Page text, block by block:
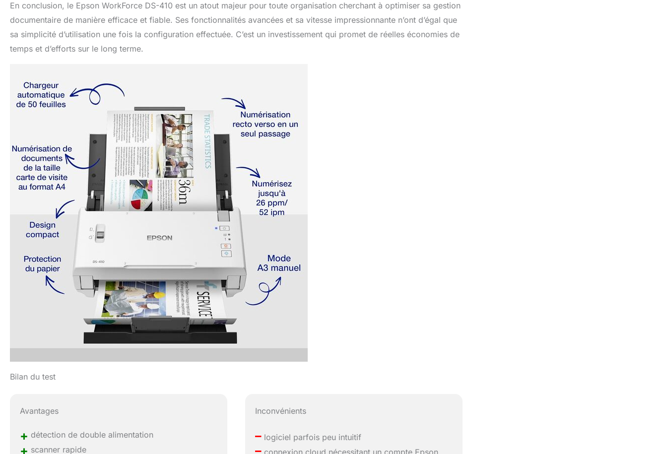
En conclusion, le Epson WorkForce DS-410 est un atout majeur pour toute organisation cherchant à optimiser sa gestion
documentaire de manière efficace et fiable. Ses fonctionnalités avancées et sa vitesse impressionnante n’ont d’égal que
sa simplicité d’utilisation une fois la configuration effectuée. C’est un investissement qui promet de réelles économies de
temps et d’efforts sur le long terme.
Bilan du test
Avantages
+ détection de double alimentation
+ scanner rapide
Inconvénients
– logiciel parfois peu intuitif
–